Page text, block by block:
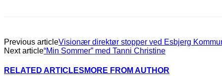
Previous articleVisionær direktør stopper ved Esbjerg
Next article“Min Sommer” med Tanni Christine
RELATED ARTICLES MORE FROM AUTHOR